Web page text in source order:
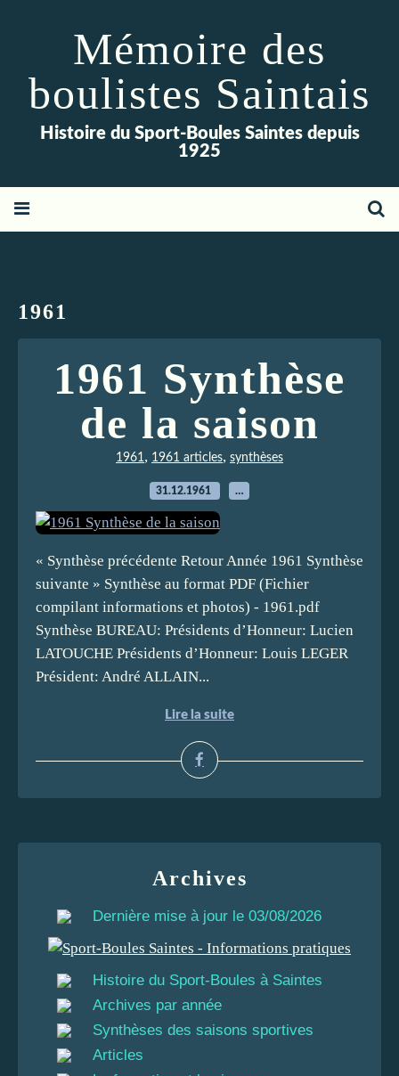
Mémoire des
boulistes Saintais
Histoire du Sport-Boules Saintes depuis
1925
1961
1961 Synthèse
de la saison
1961, 1961 articles, synthèses
31.12.1961 …
« Synthèse précédente Retour Année 1961 Synthèse
suivante » Synthèse au format PDF (Fichier
compilant informations et photos) - 1961.pdf
Synthèse BUREAU: Présidents d’Honneur: Lucien
LATOUCHE Présidents d’Honneur: Louis LEGER
Président: André ALLAIN...
Lire la suite
Archives
Dernière mise à jour le 03/08/2026
Histoire du Sport-Boules à Saintes
Archives par année
Synthèses des saisons sportives
Articles